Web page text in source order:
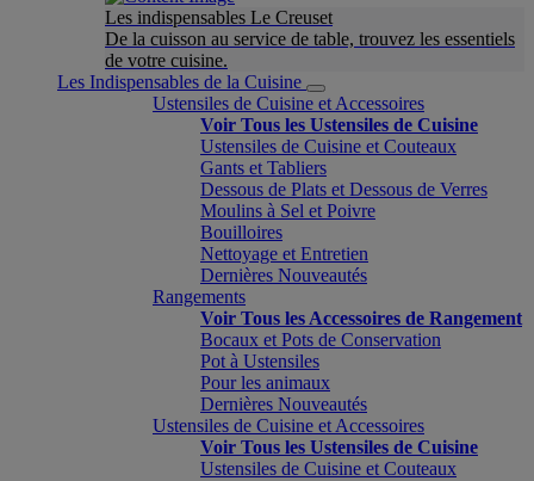
Les indispensables Le Creuset
De la cuisson au service de table, trouvez les essentiels
de votre cuisine.
Les Indispensables de la Cuisine
Ustensiles de Cuisine et Accessoires
Voir Tous les Ustensiles de Cuisine
Ustensiles de Cuisine et Couteaux
Gants et Tabliers
Dessous de Plats et Dessous de Verres
Moulins à Sel et Poivre
Bouilloires
Nettoyage et Entretien
Dernières Nouveautés
Rangements
Voir Tous les Accessoires de Rangement
Bocaux et Pots de Conservation
Pot à Ustensiles
Pour les animaux
Dernières Nouveautés
Ustensiles de Cuisine et Accessoires
Voir Tous les Ustensiles de Cuisine
Ustensiles de Cuisine et Couteaux